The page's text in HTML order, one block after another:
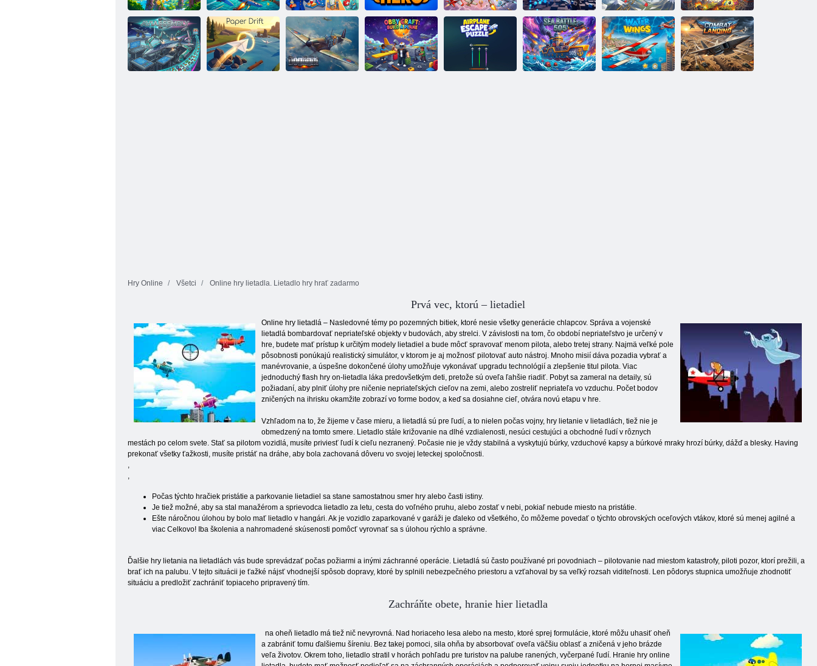
Okrídlené
dobrodružstvá
Petrel
Sedem profesií
na letisku
Vzdušný hrdina
Nekonečné
dobrodružstvo
na oblohe
Cez horizont Vojnové nebo
Klobásový
bombardér
Hry Online Všetci Online hry lietadla. Lietadlo hry hrať zadarmo
Prvá vec, ktorú – lietadiel
Online hry lietadlá – Nasledovné témy po pozemných bitiek, ktoré nesie všetky generácie chlapcov. Správa a vojenské
lietadlá bombardovať nepriateľské objekty v budovách, aby strelci. V závislosti na tom, čo období nepriateľstvo je určený v
hre, budete mať prístup k určitým modely lietadiel a bude môcť spravovať menom pilota, alebo tretej strany. Najmä veľké pole
pôsobnosti ponúkajú realistický simulátor, v ktorom je aj možnosť pilotovať auto nástroj. Mnoho misií dáva pozadia vybrať a
manévrovanie, a úspešne dokončené úlohy umožňuje vykonávať upgradu technológií a zlepšenie titul pilota. Viac
jednoduchý flash hry on-lietadla láka predovšetkým deti, pretože sú oveľa ľahšie riadiť. Pobyt sa zameral na detaily, sú
požiadaní, aby plniť úlohy pre ničenie nepriateľských cieľov na zemi, alebo zostreliť nepriateľa vo vzduchu. Počet bodov
zničených na ihrisku okamžite zobrazí vo forme bodov, a keď sa dosiahne cieľ, otvára novú etapu v hre.
Vzhľadom na to, že žijeme v čase mieru, a lietadlá sú pre ľudí, a to nielen počas vojny, hry lietanie v lietadlách, tiež nie je
obmedzený na tomto smere. Lietadlo stále križovanie na dlhé vzdialenosti, nesúci cestujúci a obchodné ľudí v rôznych
mestách po celom svete. Stať sa pilotom vozidlá, musíte priviesť ľudí k cieľu nezranený. Počasie nie je vždy stabilná a vyskytujú búrky, vzduchové kapsy a búrkové mraky hrozí búrky, dážď a blesky. Having
prekonať všetky ťažkosti, musíte pristáť na dráhe, aby bola zachovaná dôveru vo svojej leteckej spoločnosti.
,
,
Počas týchto hračiek pristátie a parkovanie lietadiel sa stane samostatnou smer hry alebo časti istiny.
Je tiež možné, aby sa stal manažérom a sprievodca lietadlo za letu, cesta do voľného pruhu, alebo zostať v nebi, pokiaľ nebude miesto na pristátie.
Ešte náročnou úlohou by bolo mať lietadlo v hangári. Ak je vozidlo zaparkované v garáži je ďaleko od všetkého, čo môžeme povedať o týchto obrovských oceľových vtákov, ktoré sú menej agilné a
viac Celkovo! Iba školenia a nahromadené skúsenosti pomôcť vyrovnať sa s úlohou rýchlo a správne.
Ďalšie hry lietania na lietadlách vás bude sprevádzať počas požiarmi a inými záchranné operácie. Lietadlá sú často používané pri povodniach – pilotovanie nad miestom katastrofy, piloti pozor, ktorí prežili, a
brať ich na palubu. V tejto situácii je ťažké nájsť vhodnejší spôsob dopravy, ktoré by splnili nebezpečného priestoru a vzťahoval by sa veľký rozsah viditeľnosti. Len pôdorys stupnica umožňuje zhodnotiť
situáciu a predložiť zachrániť topiaceho pripravený tím.
Zachráňte obete, hranie hier lietadla
na oheň lietadlo má tiež nič nevyrovná. Nad horiaceho lesa alebo na mesto, ktoré sprej formulácie, ktoré môžu uhasiť oheň
a zabrániť tomu ďalšiemu šíreniu. Bez takej pomoci, sila ohňa by absorbovať oveľa väčšiu oblasť a zničená v jeho brázde
veľa životov. Okrem toho, lietadlo stratil v horách pohľadu pre turistov na palube ranených, vyčerpané ľudí. Hranie hry online